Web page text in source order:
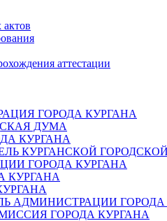
аттестации
ГОРОДА КУРГАНА
ДУМА
КУРГАНА
КУРГАНСКОЙ
ГОРОДА КУРГАНА
КУРГАНА
АДМИНИСТРАЦИИ ГОРОДА
ГОРОДА КУРГАНА